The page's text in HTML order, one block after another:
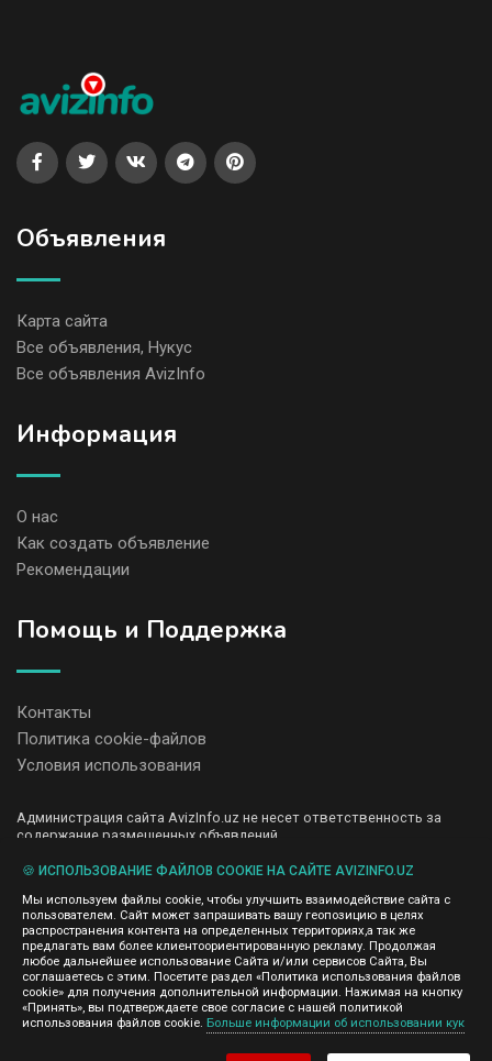
Объявления
Карта сайта
Все объявления, Нукус
Все объявления AvizInfo
Информация
О нас
Как создать объявление
Рекомендации
Помощь и Поддержка
Контакты
Политика cookie-файлов
Условия использования
Администрация сайта AvizInfo.uz не несет ответственность за
содержание размещенных объявлений.
передаем и не продаем личную информацию зарегистрированных
правила конфиденциальности сайтов на которые ссылается
AvizInfo.uz. На некоторых страницах нашего сайта представлена
реклама Google Adsense Advertising Network. Чтобы узнать
подробней о правилах конфиденциальности Google нажмите тут
©2008-2026,AvizInfo.uz
🍪 ИСПОЛЬЗОВАНИЕ ФАЙЛОВ COOKIE НА САЙТЕ AVIZINFO.UZ
Мы используем файлы cookie, чтобы улучшить взаимодействие сайта с
пользователем. Сайт может запрашивать вашу геопозицию в целях
распространения контента на определенных территориях,а так же
предлагать вам более клиентоориентированную рекламу. Продолжая
любое дальнейшее использование Сайта и/или сервисов Сайта, Вы
соглашаетесь с этим. Посетите раздел «Политика использования файлов
cookie» для получения дополнительной информации. Нажимая на кнопку
«Принять», вы подтверждаете свое согласие с нашей политикой
использования файлов cookie. Больше информации об использовании кук